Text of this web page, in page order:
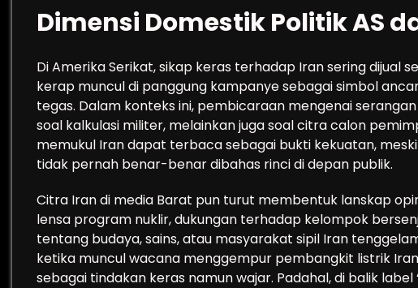
Dimensi Domestik Politik AS
Di Amerika Serikat, sikap keras terhadap Iran sering dijual
kerap muncul di panggung kampanye sebagai simbol
tegas. Dalam konteks ini, pembicaraan mengenai
soal kalkulasi militer, melainkan juga soal citra calon
memukul Iran dapat terbaca sebagai bukti kekuatan,
tidak pernah benar-benar dibahas rinci di depan publik.
Citra Iran di media Barat pun turut membentuk lanskap
lensa program nuklir, dukungan terhadap kelompok
tentang budaya, sains, atau masyarakat sipil Iran
ketika muncul wacana menggempur pembangkit listrik
sebagai tindakan keras namun wajar. Padahal, di balik